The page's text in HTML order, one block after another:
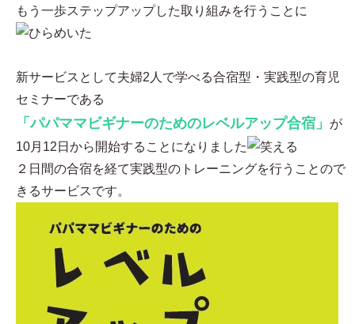
もう一歩ステップアップした取り組みを行うことに
新サービスとして夫婦2人で学べる合宿型・実践型の育児
セミナーである
「パパママビギナーのためのレベルアップ合宿」
が
10月12日から開始することになりました
２日間の合宿を経て実践型のトレーニングを行うことので
きるサービスです。